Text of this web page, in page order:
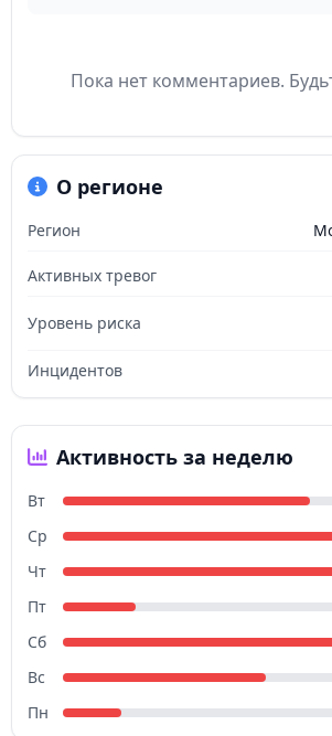
Пока нет комментариев.
О регионе
Регион
Активных тревог
Уровень риска
Инцидентов
Активность за неделю
Вт
Ср
Чт
Пт
Сб
Вс
Пн